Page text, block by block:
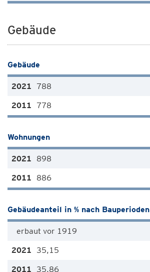
Gebäude
Gebäude
788
778
Wohnungen
898
886
Gebäudeanteil in % nach Bauperioden
erbaut vor 1919
35,15
35,86